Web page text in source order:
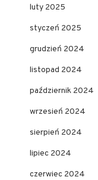
luty 2025
styczeń 2025
grudzień 2024
listopad 2024
październik 2024
wrzesień 2024
sierpień 2024
lipiec 2024
czerwiec 2024